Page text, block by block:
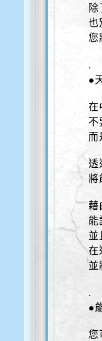
也
您
.
●
在
不
而
透
將
藉
能
並
在
並
.
●
您